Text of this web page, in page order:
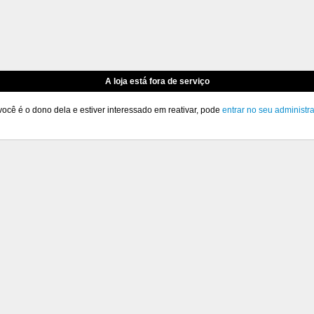
A loja está fora de serviço
é o dono dela e estiver interessado em reativar, pode entrar no seu